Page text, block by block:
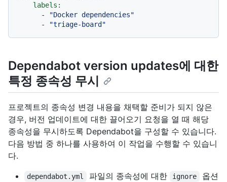
labels:
-
"Docker dependencies"
-
"triage-board"
Dependabot version updates에 대한
특정 종속성 무시
프로젝트의 종속성 변경 내용을 채택할 준비가 되지 않은
경우, 버전 업데이트에 대한 끌어오기 요청을 열 때 해당
종속성을 무시하도록 Dependabot을 구성할 수 있습니다.
다음 방법 중 하나를 사용하여 이 작업을 수행할 수 있습니
다.
dependabot.yml 파일의 종속성에 대한 ignore
옵션